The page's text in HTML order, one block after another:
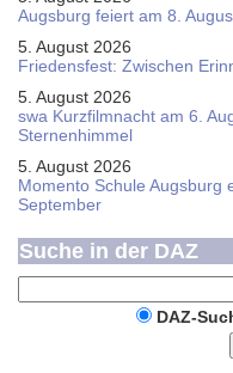
Augsburg feiert am 8.
5. August 2026
Friedensfest: Zwischen
5. August 2026
swa Kurz­film­nacht am 6.
Sternen­himmel
5. August 2026
Momento Schule Augsburg
September
Suche in der DAZ
DAZ-